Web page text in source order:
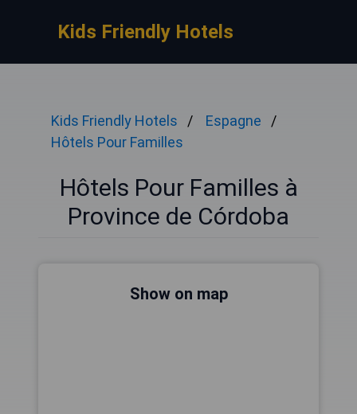
Kids Friendly Hotels
Kids Friendly Hotels
Espagne
Hôtels Pour Familles
Hôtels Pour Familles à
Province de Córdoba
Show on map